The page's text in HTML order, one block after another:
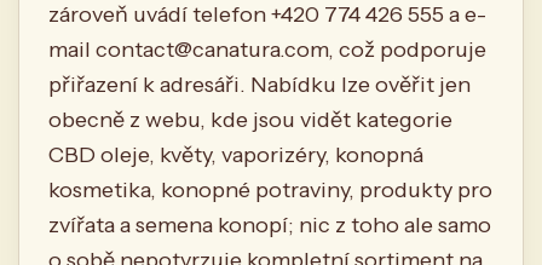
zároveň uvádí telefon +420 774 426 555 a e-
mail contact@canatura.com, což podporuje
přiřazení k adresáři. Nabídku lze ověřit jen
obecně z webu, kde jsou vidět kategorie
CBD oleje, květy, vaporizéry, konopná
kosmetika, konopné potraviny, produkty pro
zvířata a semena konopí; nic z toho ale samo